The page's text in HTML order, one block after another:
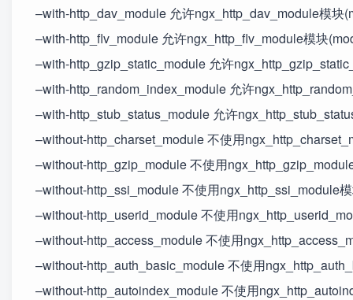
–with-http_dav_module 允许ngx_http_dav_module模块
–with-http_flv_module 允许ngx_http_flv_module模块
–with-http_gzip_static_module 允许
–with-http_random_index_module 允许
–with-http_stub_status_module 允许
–without-http_charset_module 不使用
–without-http_gzip_module 不使用
–without-http_ssi_module 不使用ngx_http_ssi_module
–without-http_userid_module 不使用
–without-http_access_module 不使用
–without-http_auth_basic_module 不使用
–without-http_autoindex_module 不使用